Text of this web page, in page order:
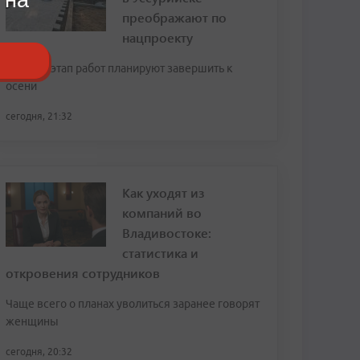
преображают по
нацпроекту
Первый этап работ планируют завершить к
осени
сегодня, 21:32
Как уходят из
компаний во
Владивостоке:
статистика и
откровения сотрудников
Чаще всего о планах уволиться заранее говорят
женщины
сегодня, 20:32